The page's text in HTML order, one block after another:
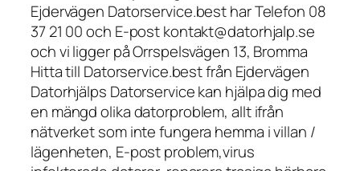
Ejdervägen Datorservice.best har Telefon 08
37 21 00 och E-post kontakt@datorhjalp.se
och vi ligger på Orrspelsvägen 13, Bromma
Hitta till Datorservice.best från Ejdervägen
Datorhjälps Datorservice kan hjälpa dig med
en mängd olika datorproblem, allt ifrån
nätverket som inte fungera hemma i villan /
lägenheten, E-post problem,virus